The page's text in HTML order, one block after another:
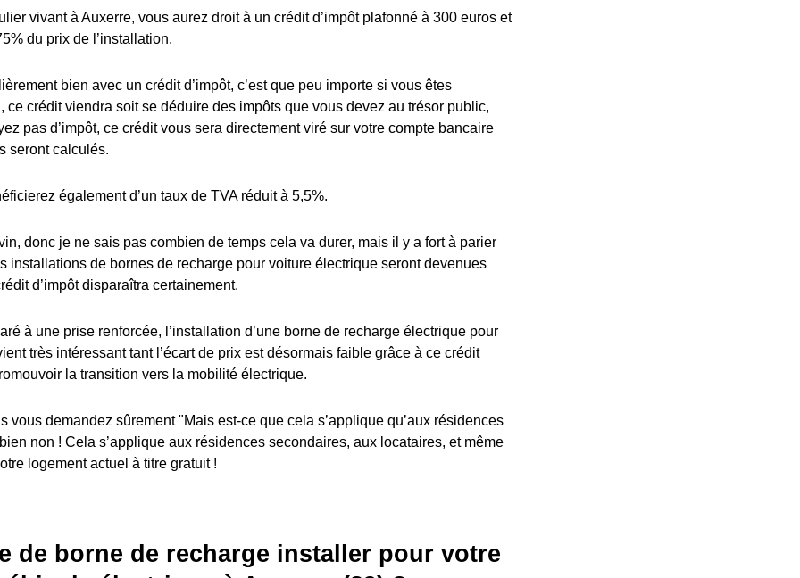
vivant à Auxerre, vous aurez droit à un crédit d’impôt plafonné à 300 euros et
du prix de l’installation.
bien avec un crédit d’impôt, c’est que peu importe si vous êtes
ce crédit viendra soit se déduire des impôts que vous devez au trésor public,
pas d’impôt, ce crédit vous sera directement viré sur votre compte bancaire
seront calculés.
également d’un taux de TVA réduit à 5,5%.
donc je ne sais pas combien de temps cela va durer, mais il y a fort à parier
installations de bornes de recharge pour voiture électrique seront devenues
d’impôt disparaîtra certainement.
à une prise renforcée, l’installation d’une borne de recharge électrique pour
très intéressant tant l’écart de prix est désormais faible grâce à ce crédit
la transition vers la mobilité électrique.
vous demandez sûrement "Mais est-ce que cela s’applique qu’aux résidences
non ! Cela s’applique aux résidences secondaires, aux locataires, et même
logement actuel à titre gratuit !
de borne de recharge installer pour votre